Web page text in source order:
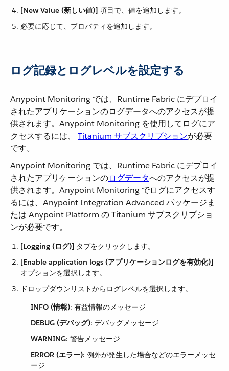
[New Value (新しい値)] ​ 項目で、値を追加します。
必要に応じて、プロパティを追加します。
ログ記録とログレベルを設定する
Anypoint Monitoring では、Runtime Fabric にデプロイ
されたアプリケーションのログデータへのアクセスが提
供されます。Anypoint Monitoring を使用してログにア
クセスするには、 Titanium サブスクリプション​が必要
です。
Anypoint Monitoring では、Runtime Fabric にデプロイ
されたアプリケーションの​ログデータ​へのアクセスが提
供されます。Anypoint Monitoring でログにアクセスす
るには、Anypoint Integration Advanced パッケージま
たは Anypoint Platform の Titanium サブスクリプショ
ンが必要です。
[Logging (ログ)] ​ タブをクリックします。
[Enable application logs (アプリケーションログを有効化)]
オプションを選択します。
ドロップダウンリストからログレベルを選択します。
INFO (情報)​: 有益情報のメッセージ
DEBUG (デバッグ)​: デバッグメッセージ
WARNING​: 警告メッセージ
ERROR (エラー)​: 例外が発生した場合などのエラーメッセ
ージ